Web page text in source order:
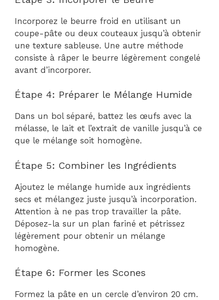
Incorporez le beurre froid en utilisant un
coupe-pâte ou deux couteaux jusqu’à obtenir
une texture sableuse. Une autre méthode
consiste à râper le beurre légèrement congelé
avant d’incorporer.
Étape 4: Préparer le Mélange Humide
Dans un bol séparé, battez les œufs avec la
mélasse, le lait et l’extrait de vanille jusqu’à ce
que le mélange soit homogène.
Étape 5: Combiner les Ingrédients
Ajoutez le mélange humide aux ingrédients
secs et mélangez juste jusqu’à incorporation.
Attention à ne pas trop travailler la pâte.
Déposez-la sur un plan fariné et pétrissez
légèrement pour obtenir un mélange
homogène.
Étape 6: Former les Scones
Formez la pâte en un cercle d’environ 20 cm.